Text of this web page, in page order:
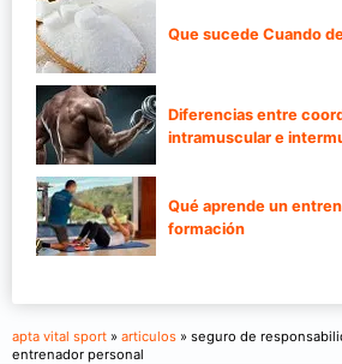
Que sucede Cuando
Diferencias entre
intramuscular e
Qué aprende un
formación
apta vital sport » articulos » seguro de
entrenador personal